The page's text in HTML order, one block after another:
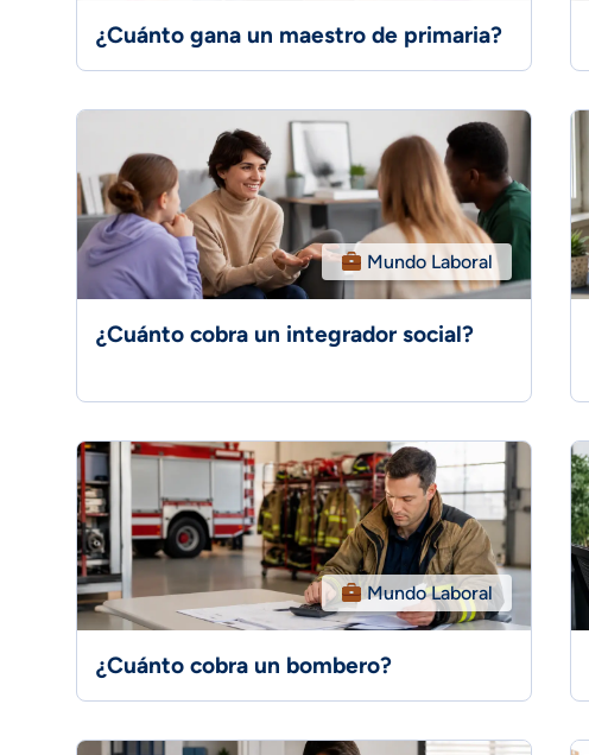
¿Cuánto gana un maestro de primaria?
Mundo Laboral
¿Cuánto cobra un integrador social?
Mundo Laboral
¿Cuánto cobra un bombero?